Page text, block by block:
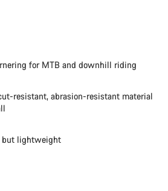
for MTB and downhill riding
resistant, abrasion-resistant material
but lightweight